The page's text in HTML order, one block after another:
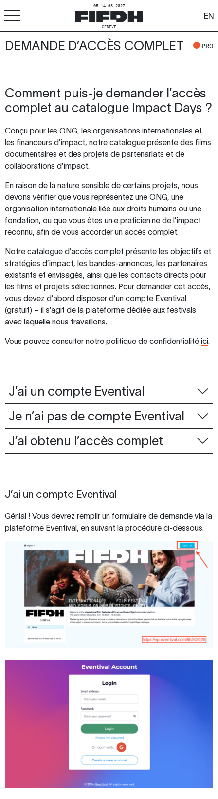
05-14.03.2027
GENÈVE
EN
A+ A- ACCESSIBILITÉ
Festival
Écoles
Ressources & Médias
DEMANDE D’ACCÈS COMPLET PRO
Comment puis-je demander l’accès
complet au catalogue Impact Days ?
Conçu pour les ONG, les organisations internationales et
les financeurs d’impact, notre catalogue présente des films
documentaires et des projets de partenariats et de
collaborations d’impact.
En raison de la nature sensible de certains projets, nous
devons vérifier que vous représentez une ONG, une
organisation internationale liée aux droits humains ou une
fondation, ou que vous êtes un·e praticien·ne de l’impact
reconnu, afin de vous accorder un accès complet.
Notre catalogue d’accès complet présente les objectifs et
stratégies d’impact, les bandes-annonces, les partenaires
existants et envisagés, ainsi que les contacts directs pour
les films et projets sélectionnés. Pour demander cet accès,
vous devez d’abord disposer d’un compte Eventival
(gratuit) – il s’agit de la plateforme dédiée aux festivals
avec laquelle nous travaillons.
Vous pouvez consulter notre politique de confidentialité ici.
J’ai un compte Eventival
Je n’ai pas de compte Eventival
J’ai obtenu l’accès complet
J’ai un compte Eventival
Génial ! Vous devrez remplir un formulaire de demande via la
plateforme Eventival, en suivant la procédure ci-dessous.